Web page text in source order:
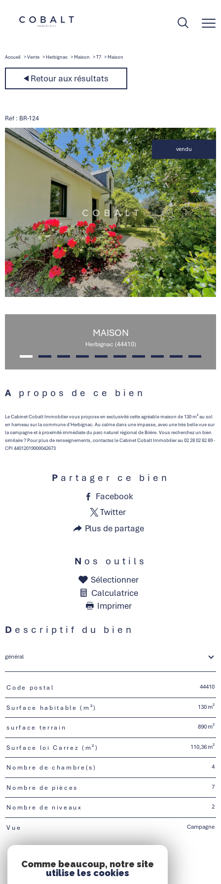
Accueil Vente Herbignac Maison T7 Maison
Retour aux résultats
Réf : BR-124
vendu
MAISON
Herbignac (44410)
A propos de ce bien
Le Cabinet Cobalt Immobilier vous propose en exclusivité cette agréable maison de 130 m² au sol
en hameau sur la commune d'Herbignac. Au calme dans une impasse, avec une très belle vue sur
la campagne et à proximité immédiate du parc naturel régional de Brière. Vous recherchez un bien
similaire ? Pour plus de renseignements, contactez le Cabinet Cobalt Immobilier au 02 28 02 82 89 -
CPI 44012019000042673
Partager ce bien
Facebook
Twitter
Plus de partage
Nos outils
Sélectionner
Calculatrice
Imprimer
Descriptif du bien
général
TRAD_PAMPERO_Caracteristique
Code postal 44410
Surface habitable (m²) 130 m²
surface terrain 890 m²
Surface loi Carrez (m²) 110,36 m²
Nombre de chambre(s) 4
Nombre de pièces 7
Nombre de niveaux 2
Vue Campagne
Comme beaucoup, notre site
utilise les cookies